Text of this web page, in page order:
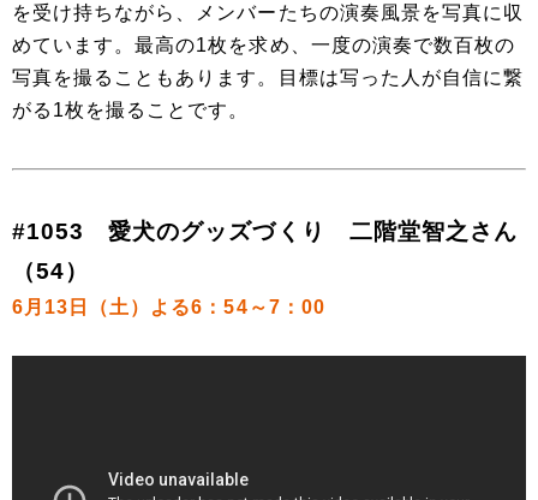
を受け持ちながら、メンバーたちの演奏風景を写真に収
めています。最高の1枚を求め、一度の演奏で数百枚の
写真を撮ることもあります。目標は写った人が自信に繋
がる1枚を撮ることです。
#1053 愛犬のグッズづくり 二階堂智之さん
（54）
6月13日（土）よる6：54～7：00